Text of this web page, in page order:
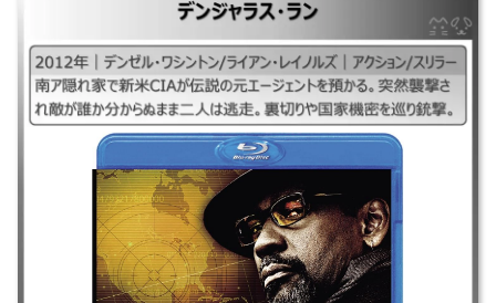
｜デンジャラス・ラン2012、デンジャラスラン2012 ｜2012年｜デンゼ
ル・ワシントン/ライアン・レイノルズ｜アクション/スリラー ｜南ア隠れ
家で新米CIAが伝説の元エージェントを預かる。突然襲撃され敵が誰か分
からぬまま二人は逃走。裏切りや国家機密を巡り銃撃。